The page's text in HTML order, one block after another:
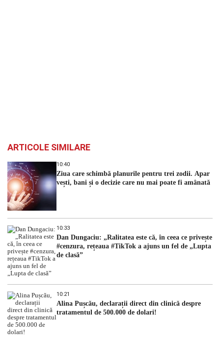
ARTICOLE SIMILARE
10:40
Ziua care schimbă planurile pentru trei zodii. Apar
vești, bani și o decizie care nu mai poate fi amânată
10:33
Dan Dungaciu: „Ralitatea este că, în ceea ce privește
#cenzura, rețeaua #TikTok a ajuns un fel de „Lupta
de clasă”
10:21
Alina Pușcău, declarații direct din clinică despre
tratamentul de 500.000 de dolari!